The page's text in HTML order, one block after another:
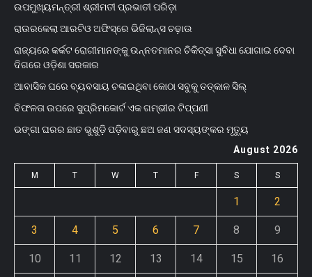
ଉପମୁଖ୍ୟମନ୍ତ୍ରୀ ଶ୍ରୀମତୀ ପ୍ରଭାତୀ ପରିଡ଼ା
ରାଉରକେଲା ଆରଟିଓ ଅଫିସ୍‌ରେ ଭିଜିଲାନ୍ସ ଚଢ଼ାଉ
ରାଜ୍ୟରେ କର୍କଟ ରୋଗୀମାନଙ୍କୁ ଉନ୍ନତମାନର ଚିକିତ୍ସା ସୁବିଧା ଯୋଗାଇ ଦେବା
ଦିଗରେ ଓଡ଼ିଶା ସରକାର
ଆବାସିକ ଘରେ ବ୍ୟବସାୟ ଚଳାଇଥିବା କୋଠା ସବୁକୁ ତତ୍କାଳ ସିଲ୍‌
ବିଫଳତା ଉପରେ ସୁପ୍ରିମକୋର୍ଟ ଏକ ଗମ୍ଭୀର ଟିପ୍ପଣୀ
ଭଙ୍ଗା ଘରର ଛାତ ଭୁଶୁଡ଼ି ପଡ଼ିବାରୁ ଛଅ ଜଣ ସଦସ୍ୟଙ୍କର ମୃତ୍ୟୁ
August 2026
M T W T F S S
1 2
3 4 5 6 7 8 9
10 11 12 13 14 15 16